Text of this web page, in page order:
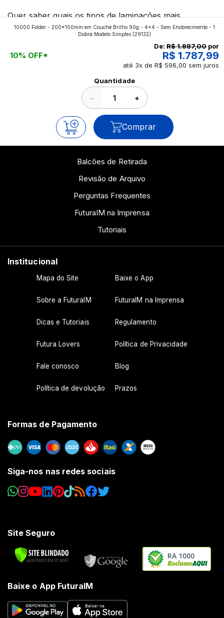
Quer saber quais os tipos de laminações mais
aplicados nos impressos da gráfica FuturaIM? Então,
continue a leitura que vamos revelar para você!
10000 Folder - 200x100mm em Couché Brilho 90g - 4x4 - Sem Enobrecimento - 1
Dobra Modelo Simples (29132)
10% OFF*
De: R$ 1.987,00 por
R$ 1.787,99
até 3x de R$ 596,00 sem juros
Quantidade
− +
Comprar
Balcões de Retirada
Revisão de Arquivo
Perguntas Frequentes
FuturaIM na Imprensa
Tutoriais
Institucional
Mapa do Site Baixe o App
Sobre a FuturaIM FuturaIM na Imprensa
Dicas e Tutoriais Regulamento
Futura Lovers Política de Privacidade
Fale conosco Blog
Política de devolução Prazos
Formas de Pagamento
Siga-nos nas redes sociais
Site Seguro
RA 1000
Baixe o App FuturaIM